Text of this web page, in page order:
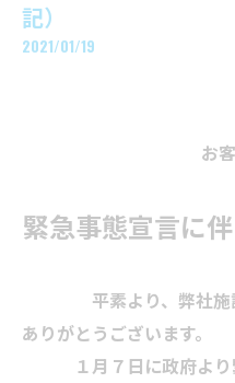
記）
2021/01/19
お
緊急事態宣言に
平素より、弊社
ありがとうございます。
１月７日に政府より